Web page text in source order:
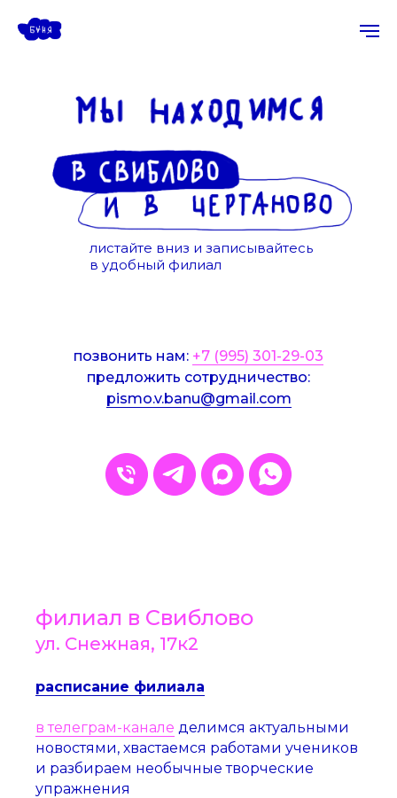
листайте вниз и записывайтесь
в удобный филиал
позвонить нам: +7 (995) 301-29-03
предложить сотрудничество:
pismo.v.banu@gmail.com
филиал в Свиблово
ул. Снежная, 17к2
расписание филиала
в телеграм-канале делимся актуальными
новостями, хвастаемся работами учеников
и разбираем необычные творческие
упражнения